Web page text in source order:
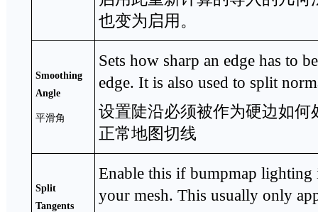
也变为启用。
Smoothing
Angle
平滑角
Sets how sharp an edge has to
edge. It is also used to split
设置陡沿必须被作为硬边如
正常地图切线
Split
Tangents
Enable this if bumpmap lighting
your mesh. This usually only